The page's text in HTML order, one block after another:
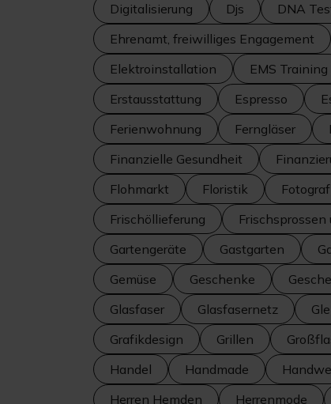
Digitalisierung
Djs DNA
Ehrenamt, freiwilliges Engagement
Elektroinstallation
EMS Training
Erstausstattung
Espresso
Ferienwohnung
Ferngläser
Finanzielle Gesundheit
Flohmarkt
Floristik
Frischöllieferung
Frischsprossen
Gartengeräte
Gastgarten
Gemüse
Geschenke
Glasfaser
Glasfasernetz
Grafikdesign
Grillen
Handel
Handmade
Herren Hemden
Herrenmode